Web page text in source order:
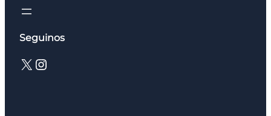
Seguinos
X Instagram